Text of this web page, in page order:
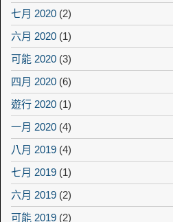
七月 2020 (2)
六月 2020 (1)
可能 2020 (3)
四月 2020 (6)
遊行 2020 (1)
一月 2020 (4)
八月 2019 (4)
七月 2019 (1)
六月 2019 (2)
可能 2019 (2)